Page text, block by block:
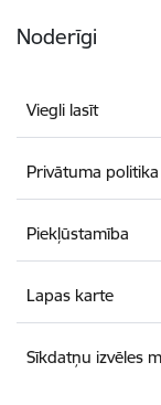
Noderīgi
Viegli lasīt
Privātuma politika
Piekļūstamība
Lapas karte
Sīkdatņu izvēles